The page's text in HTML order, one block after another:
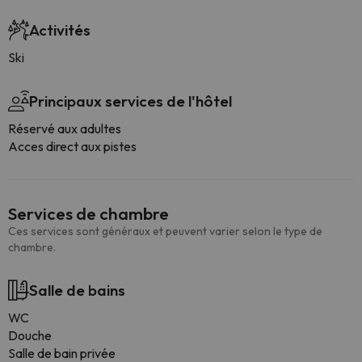
Activités
Ski
Principaux services de l'hôtel
Réservé aux adultes
Acces direct aux pistes
Services de chambre
Ces services sont généraux et peuvent varier selon le type de
chambre.
Salle de bains
WC
Douche
Salle de bain privée